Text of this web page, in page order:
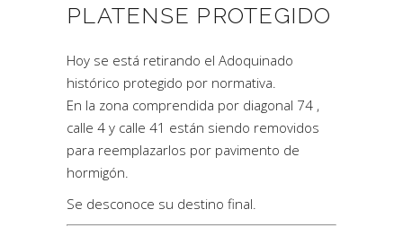
PLATENSE PROTEGIDO
Hoy se está retirando el Adoquinado
histórico protegido por normativa.
En la zona comprendida por diagonal 74 ,
calle 4 y calle 41 están siendo removidos
para reemplazarlos por pavimento de
hormigón.
Se desconoce su destino final.